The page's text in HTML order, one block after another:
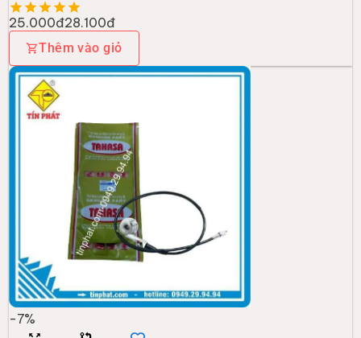
25.000đ28.100đ
Thêm vào giỏ
-7%